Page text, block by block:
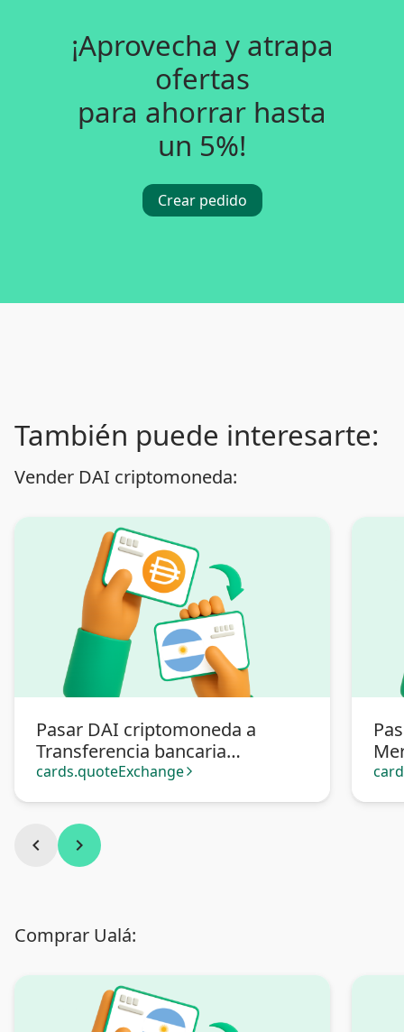
¡Aprovecha y atrapa
ofertas
para ahorrar hasta
un 5%!
Crear pedido
También puede interesarte:
Vender DAI criptomoneda:
Pasar DAI criptomoneda a
Transferencia bancaria
Argentina
cards.quoteExchange arrow_forward_ios
chevron_left chevron_right
Comprar Ualá: